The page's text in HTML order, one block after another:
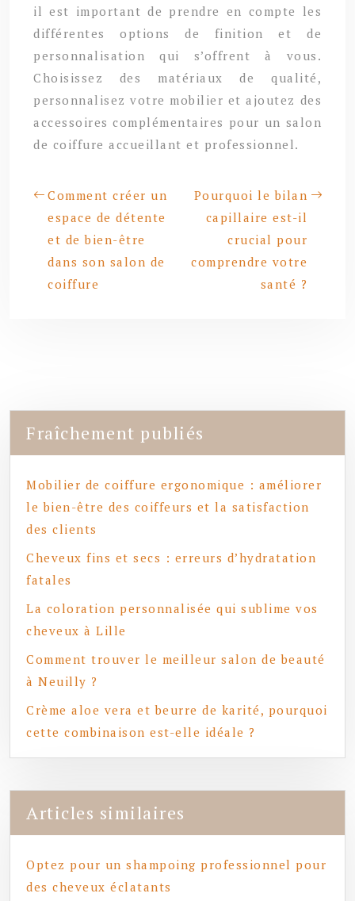
il est important de prendre en compte les
différentes options de finition et de
personnalisation qui s’offrent à vous.
Choisissez des matériaux de qualité,
personnalisez votre mobilier et ajoutez des
accessoires complémentaires pour un salon
de coiffure accueillant et professionnel.
Comment créer un
espace de détente
et de bien-être
dans son salon de
coiffure
Pourquoi le bilan
capillaire est-il
crucial pour
comprendre votre
santé ?
Fraîchement publiés
Mobilier de coiffure ergonomique : améliorer
le bien-être des coiffeurs et la satisfaction
des clients
Cheveux fins et secs : erreurs d’hydratation
fatales
La coloration personnalisée qui sublime vos
cheveux à Lille
Comment trouver le meilleur salon de beauté
à Neuilly ?
Crème aloe vera et beurre de karité, pourquoi
cette combinaison est-elle idéale ?
Articles similaires
Optez pour un shampoing professionnel pour
des cheveux éclatants